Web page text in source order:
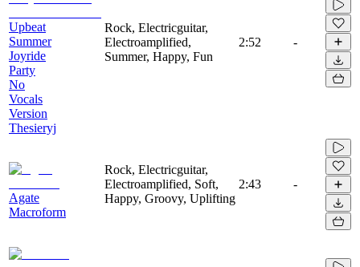
Upbeat
Summer
Joyride
Party
No
Vocals
Version
Thesieryj
Rock, Electricguitar,
Electroamplified,
Summer, Happy, Fun
2:52 -
Agate
Macroform
Rock, Electricguitar,
Electroamplified, Soft,
Happy, Groovy, Uplifting
2:43 -